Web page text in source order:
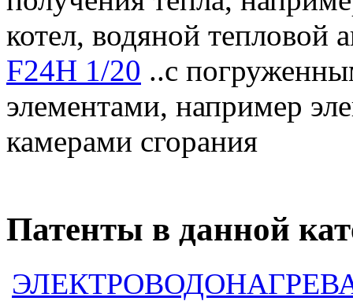
котел, водяной тепловой
F24H 1/20 ..с
элементами, например
камерами сгорания
Патенты в данной